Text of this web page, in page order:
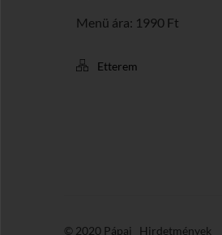
Menü ára: 1990 Ft
Etterem
© 2020 Pápai Hirdetmények